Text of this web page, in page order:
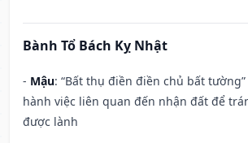
Bành Tổ Bách Kỵ Nhật
- Mậu: “Bất thụ điền điền chủ bất
hành việc liên quan đến nhận đất để
được lành